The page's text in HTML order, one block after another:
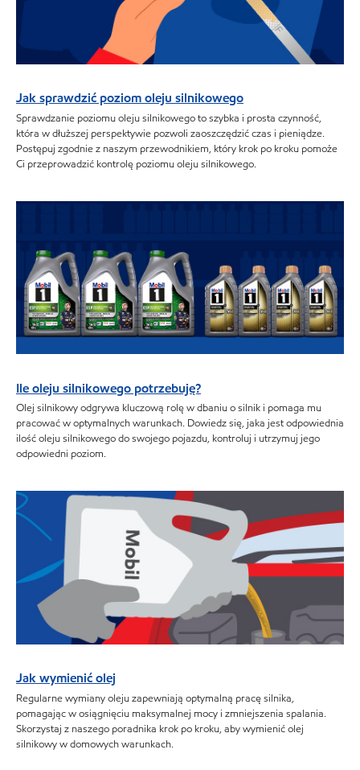
Jak sprawdzić poziom oleju silnikowego
Sprawdzanie poziomu oleju silnikowego to szybka i prosta czynność,
która w dłuższej perspektywie pozwoli zaoszczędzić czas i pieniądze.
Postępuj zgodnie z naszym przewodnikiem, który krok po kroku pomoże
Ci przeprowadzić kontrolę poziomu oleju silnikowego.
Ile oleju silnikowego potrzebuję?
Olej silnikowy odgrywa kluczową rolę w dbaniu o silnik i pomaga mu
pracować w optymalnych warunkach. Dowiedz się, jaka jest odpowiednia
ilość oleju silnikowego do swojego pojazdu, kontroluj i utrzymuj jego
odpowiedni poziom.
Jak wymienić olej
Regularne wymiany oleju zapewniają optymalną pracę silnika,
pomagając w osiągnięciu maksymalnej mocy i zmniejszenia spalania.
Skorzystaj z naszego poradnika krok po kroku, aby wymienić olej
silnikowy w domowych warunkach.